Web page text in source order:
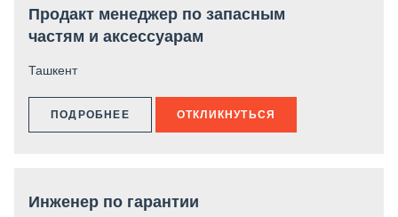
Продакт менеджер по запасным
частям и аксессуарам
Ташкент
ПОДРОБНЕЕ ОТКЛИКНУТЬСЯ
Инженер по гарантии